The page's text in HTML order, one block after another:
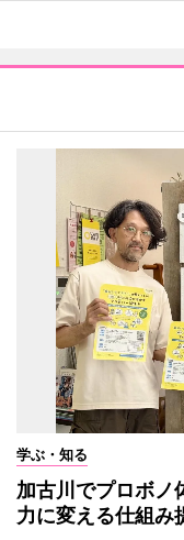
学ぶ・知る
加古川でプロボ
力に変える仕組み